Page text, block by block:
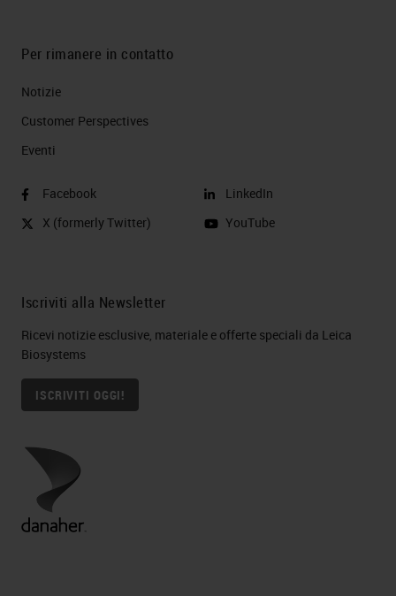
Per rimanere in contatto
Notizie
Customer Perspectives​
Eventi
Facebook
X (formerly Twitter)
LinkedIn
YouTube
Iscriviti alla Newsletter
Ricevi notizie esclusive, materiale e offerte speciali da Leica
Biosystems
ISCRIVITI OGGI!